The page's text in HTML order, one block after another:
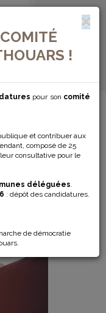
!
pour son comité
et contribuer aux
composé de 25
consultative pour le
déléguées.
: dépôt des candidatures.
de démocratie